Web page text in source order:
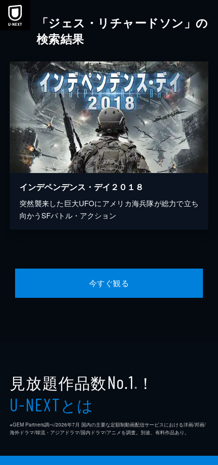
本文へスキップ
「ジェス・リチャードソン」の
検索結果
インデペンデンス・デイ２０１８
突然襲来した巨大UFOにアメリカ海兵隊が総力で立ち
向かうSFバトル・アクション
今すぐ観る
見放題作品数No.1 ※ ！
U-NEXTとは
※GEM Partners調べ/2026年7⽉ 国内の主要な定額制動画配信サービスにおける洋画/邦画/
海外ドラマ/韓流・アジアドラマ/国内ドラマ/アニメを調査。別途、有料作品あり。